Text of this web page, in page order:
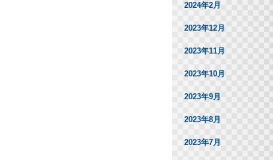
2024年2月
2023年12月
2023年11月
2023年10月
2023年9月
2023年8月
2023年7月